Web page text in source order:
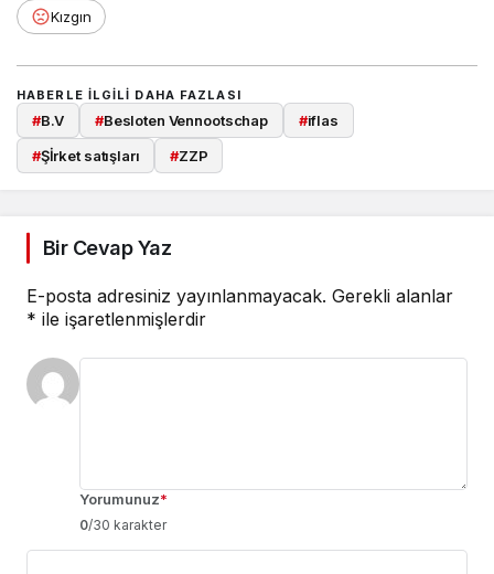
Kızgın
HABERLE ILGILI DAHA FAZLASI
#B.V #Besloten Vennootschap #iflas
#Şİrket satışları #ZZP
Bir Cevap Yaz
E-posta adresiniz yayınlanmayacak. Gerekli alanlar
* ile işaretlenmişlerdir
Yorumunuz*
0/30 karakter